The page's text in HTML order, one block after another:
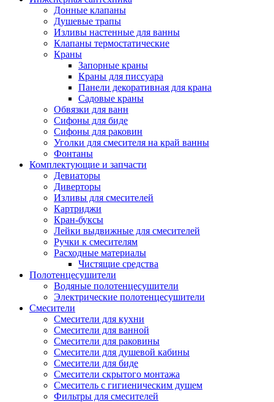
Донные клапаны
Душевые трапы
Изливы настенные для ванны
Клапаны термостатические
Краны
Запорные краны
Краны для писсуара
Панели декоративная для крана
Садовые краны
Обвязки для ванн
Сифоны для биде
Сифоны для раковин
Уголки для смесителя на край ванны
Фонтаны
Комплектующие и запчасти
Девиаторы
Диверторы
Изливы для смесителей
Картриджи
Кран-буксы
Лейки выдвижные для смесителей
Ручки к смесителям
Расходные материалы
Чистящие средства
Полотенцесушители
Водяные полотенцесушители
Электрические полотенцесушители
Смесители
Смесители для кухни
Смесители для ванной
Смесители для раковины
Смесители для душевой кабины
Смесители для биде
Смесители скрытого монтажа
Смеситель с гигиеническим душем
Фильтры для смесителей